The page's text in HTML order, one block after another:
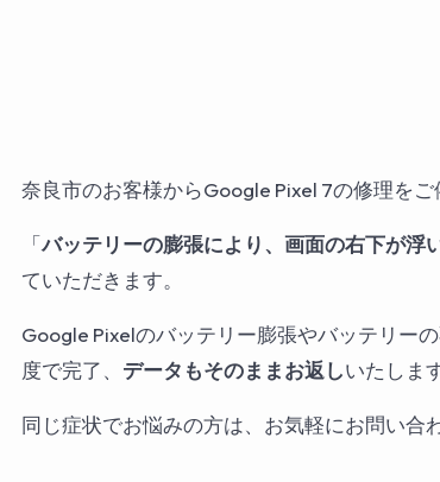
奈良市のお客様からGoogle Pixel 7の修理をご
「バッテリーの膨張により、画面の右下が浮
ていただきます。
Google Pixelのバッテリー膨張やバッテリー
度で完了、 データもそのままお返しいたしま
同じ症状でお悩みの方は、お気軽にお問い合